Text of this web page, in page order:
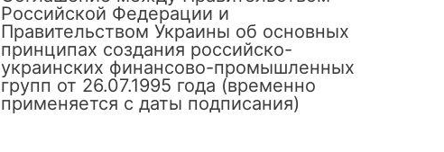
Российской Федерации и
Правительством Украины об основных
принципах создания российско-
украинских финансово-промышленных
групп от 26.07.1995 года (временно
применяется с даты подписания)